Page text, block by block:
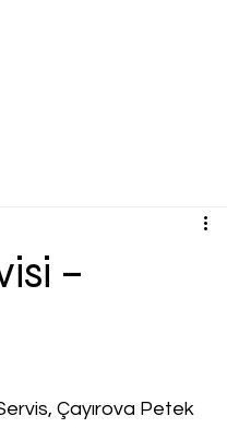
–
Çayırova Petek